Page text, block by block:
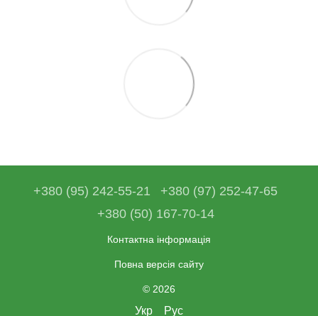
+380 (95) 242-55-21
+380 (97) 252-47-65
+380 (50) 167-70-14
Контактна інформація
Повна версія сайту
© 2026
Укр Рус